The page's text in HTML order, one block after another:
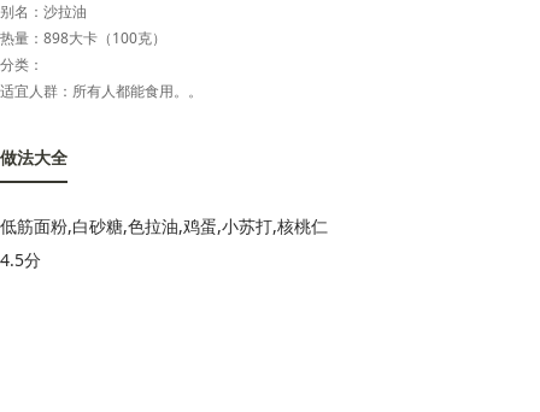
别名：沙拉油
热量：898大卡（100克）
分类：
适宜人群：所有人都能食用。。
做法大全
低筋面粉,白砂糖,色拉油,鸡蛋,小苏打,核桃仁
4.5分